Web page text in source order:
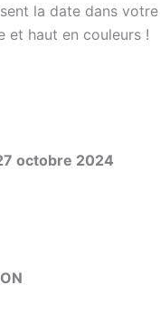
la date dans
et haut en couleurs !
octobre 2024